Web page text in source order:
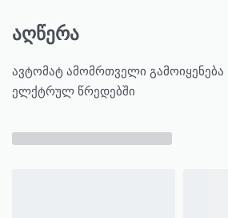
აღწერა
ავტომატ ამომრთველი გამოიყენება
ელქტრულ წრედებში